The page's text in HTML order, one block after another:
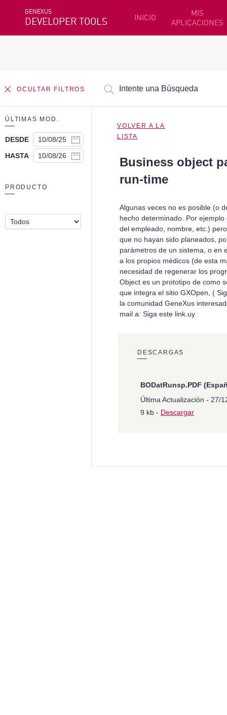
GENEXUS
DEVELOPER TOOLS INICIO
MIS
APLICACIONES